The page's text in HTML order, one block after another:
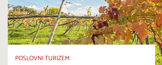
POSLOVNI TURIZEM